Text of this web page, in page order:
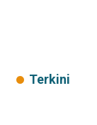
Terkini